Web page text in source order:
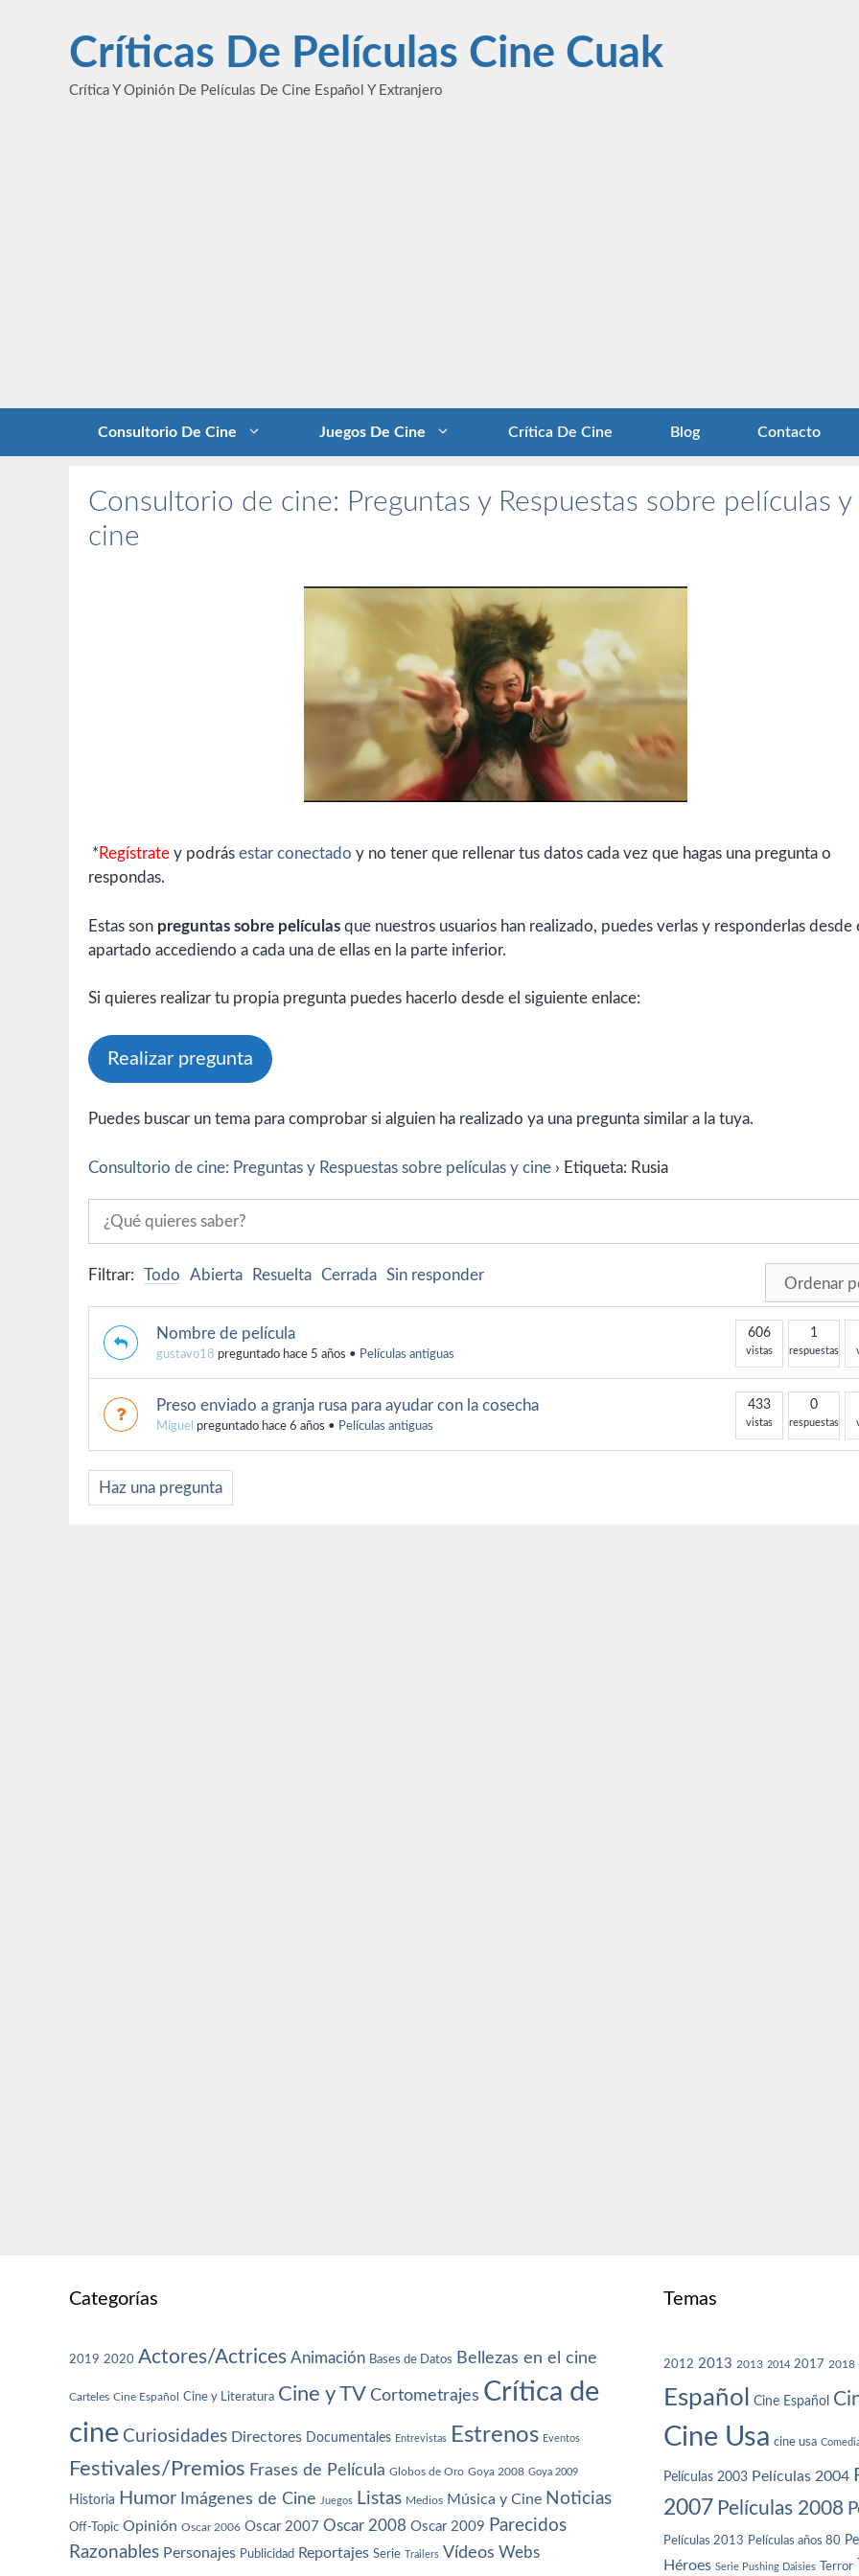
contenidoCríticas De Películas Cine Cuak
Crítica Y Opinión De Películas De Cine Español Y Extranjero
Consultorio De Cine Juegos De Cine Crítica De Cine Blog Contacto
Consultorio de cine: Preguntas y Respuestas sobre películas y
cine
* Regístrate y podrás estar conectado y no tener que rellenar tus datos cada vez que hagas una pregunta o
respondas.
Estas son preguntas sobre películas que nuestros usuarios han realizado, puedes verlas y responderlas desde
apartado accediendo a cada una de ellas en la parte inferior.
Si quieres realizar tu propia pregunta puedes hacerlo desde el siguiente enlace:
Realizar pregunta
Puedes buscar un tema para comprobar si alguien ha realizado ya una pregunta similar a la tuya.
Consultorio de cine: Preguntas y Respuestas sobre películas y cine › Etiqueta: Rusia
Filtrar: Todo Abierta Resuelta Cerrada Sin responder
Nombre de película
gustavo18 preguntado hace 5 años • Películas antiguas
606
vistas
1
respuestas
Preso enviado a granja rusa para ayudar con la cosecha
Miguel preguntado hace 6 años • Películas antiguas
433
vistas
0
respuestas
Haz una pregunta
Categorías
2019 2020 Actores/Actrices Animación Bases de Datos Bellezas en el cine
Carteles Cine Español Cine y Literatura Cine y TV Cortometrajes Crítica de
cine Curiosidades Directores Documentales Entrevistas Estrenos Eventos
Festivales/Premios Frases de Película Globos de Oro Goya 2008 Goya 2009
Historia Humor Imágenes de Cine Juegos Listas Medios Música y Cine Noticias
Off-Topic Opinión Oscar 2006 Oscar 2007 Oscar 2008 Oscar 2009 Parecidos
Razonables Personajes Publicidad Reportajes Serie Trailers Vídeos Webs
Temas
2012 2013 2013 2014 2017 2018
Español Cine Español
Cine Usa cine usa
Películas 2003 Películas 2004
2007 Películas 2008
Películas 2013 Películas años 80
Héroes Serie Pushing Daisies Terror